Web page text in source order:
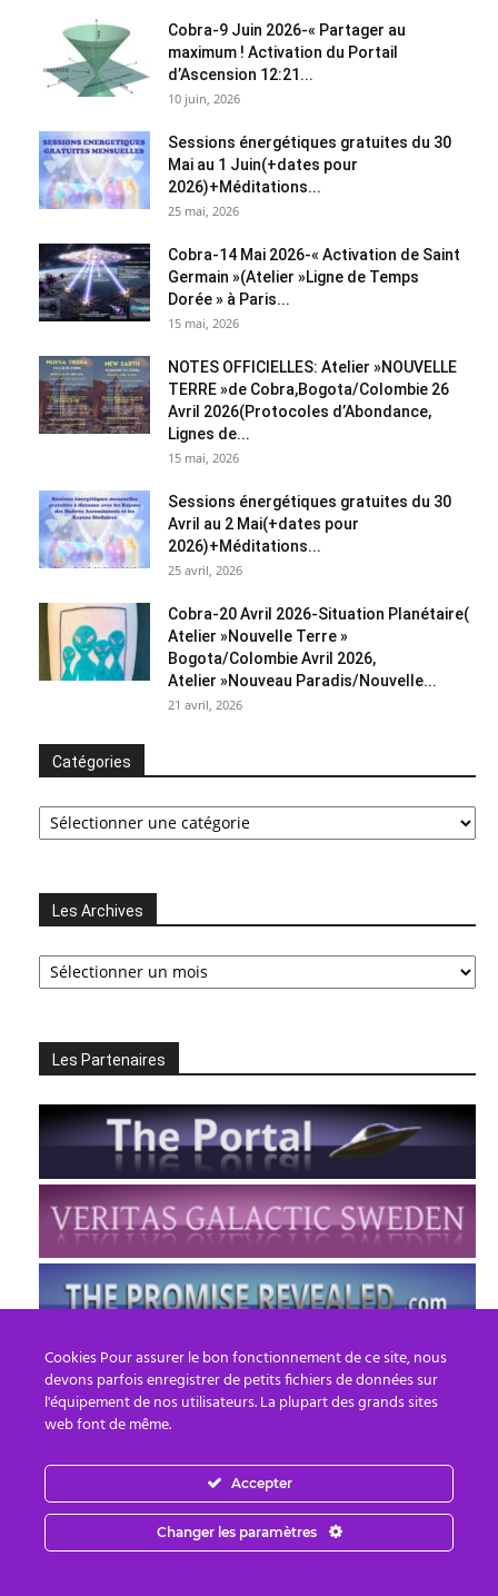
Cobra-9 Juin 2026-« Partager au
maximum ! Activation du Portail
d’Ascension 12:21...
10 juin, 2026
Sessions énergétiques gratuites du 30
Mai au 1 Juin(+dates pour
2026)+Méditations...
25 mai, 2026
Cobra-14 Mai 2026-« Activation de Saint
Germain »(Atelier »Ligne de Temps
Dorée » à Paris...
15 mai, 2026
NOTES OFFICIELLES: Atelier »NOUVELLE
TERRE »de Cobra,Bogota/Colombie 26
Avril 2026(Protocoles d’Abondance,
Lignes de...
15 mai, 2026
Sessions énergétiques gratuites du 30
Avril au 2 Mai(+dates pour
2026)+Méditations...
25 avril, 2026
Cobra-20 Avril 2026-Situation Planétaire(
Atelier »Nouvelle Terre »
Bogota/Colombie Avril 2026,
Atelier »Nouveau Paradis/Nouvelle...
21 avril, 2026
Catégories
Catégories
Les Archives
Les
Archives
Les Partenaires
FR EN
© 2013 - 2026 PREPARE FOR CHANGE
Cookies Pour assurer le bon fonctionnement de ce site, nous
devons parfois enregistrer de petits fichiers de données sur
l'équipement de nos utilisateurs. La plupart des grands sites
web font de même.
Accepter
Changer les paramètres